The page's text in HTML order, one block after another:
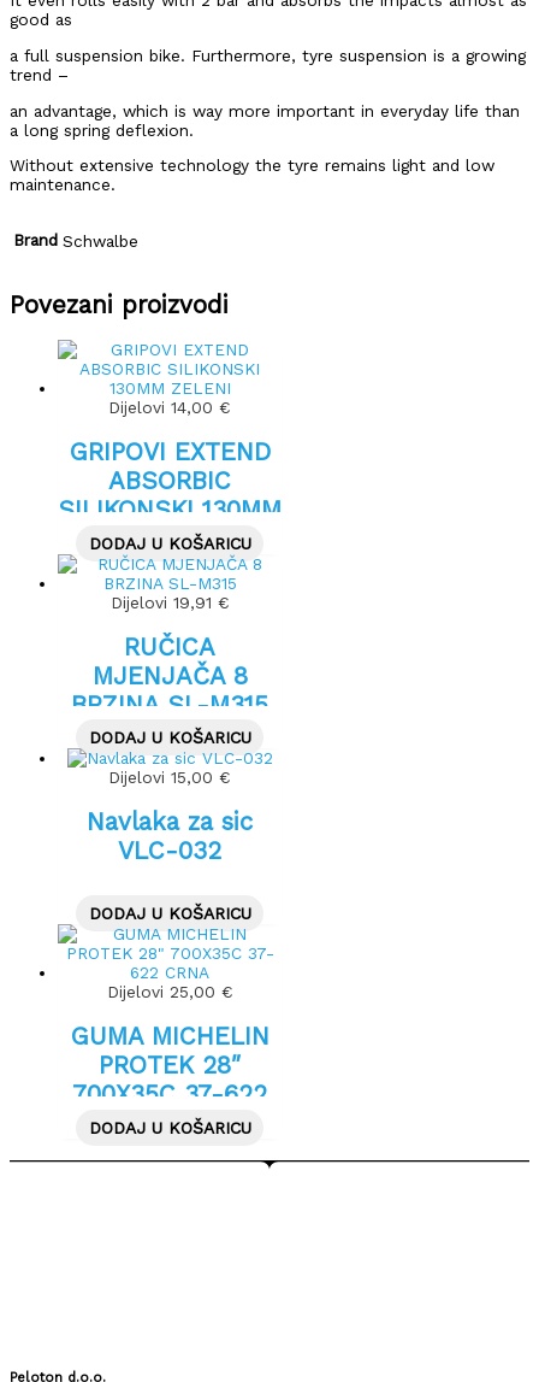
good as
a full suspension bike. Furthermore, tyre suspension is a growing
trend –
an advantage, which is way more important in everyday life than
a long spring deflexion.
Without extensive technology the tyre remains light and low
maintenance.
Brand Schwalbe
Povezani proizvodi
Dijelovi 14,00 €
GRIPOVI EXTEND
ABSORBIC
SILIKONSKI 130MM
ZELENI
DODAJ U KOŠARICU
Dijelovi 19,91 €
RUČICA
MJENJAČA 8
BRZINA SL-M315
DODAJ U KOŠARICU
Dijelovi 15,00 €
Navlaka za sic
VLC-032
DODAJ U KOŠARICU
Dijelovi 25,00 €
GUMA MICHELIN
PROTEK 28″
700X35C 37-622
CRNA
DODAJ U KOŠARICU
Peloton d.o.o.